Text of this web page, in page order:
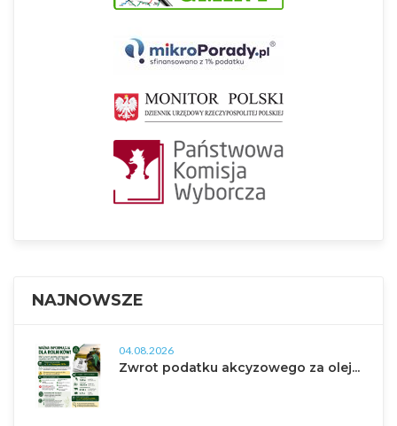
NAJNOWSZE
04.08.2026
Zwrot podatku akcyzowego za olej...